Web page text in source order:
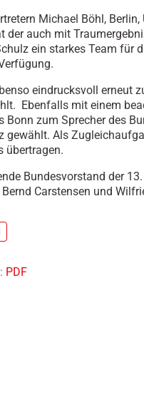
Michael Böhl, Berlin,
der auch mit
ein starkes Team für
eindrucksvoll erneut
Ebenfalls mit einem
Bonn zum Sprecher des
gewählt. Als
übertragen.
Bundesvorstand der
Carstensen und
PDF